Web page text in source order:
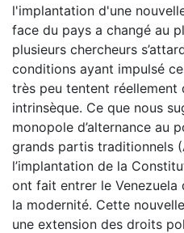
l'implantation d'une
face du pays a changé au
plusieurs chercheurs
conditions ayant impulsé
très peu tentent réellement
intrinsèque. Ce que nous
monopole d’alternance au
grands partis traditionnels
l’implantation de la
ont fait entrer le Venezuela
la modernité. Cette
une extension des droits